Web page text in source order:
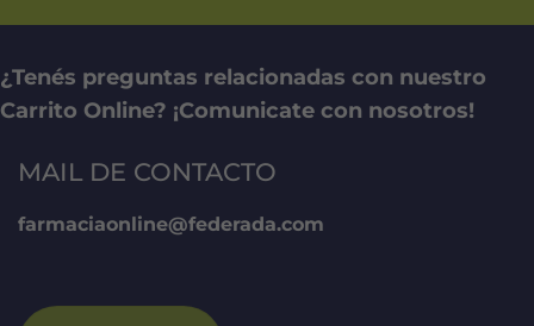
¿Tenés preguntas relacionadas con nuestro
Carrito Online? ¡Comunicate con nosotros!
MAIL DE CONTACTO
farmaciaonline@federada.com